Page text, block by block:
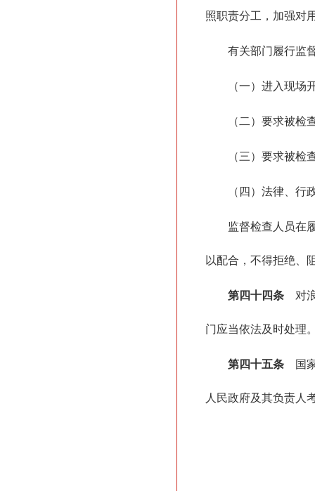
照职责分工，加强对
有关部门履行监
（一）进入现场
（二）要求被检
（三）要求被检
（四）法律、行
监督检查人员在
以配合，不得拒绝、
第四十四条 对
门应当依法及时处理
第四十五条 国
人民政府及其负责人